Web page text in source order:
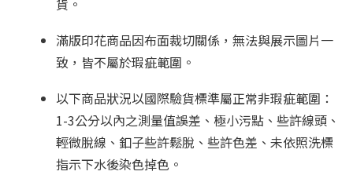
貨。
滿版印花商品因布面裁切關係，無法與展示圖片一
致，皆不屬於瑕疵範圍。
以下商品狀況以國際驗貨標準屬正常非瑕疵範圍：
1-3公分以內之測量值誤差、極小污點、些許線頭、
輕微脫線、釦子些許鬆脫、些許色差、未依照洗標
指示下水後染色掉色。